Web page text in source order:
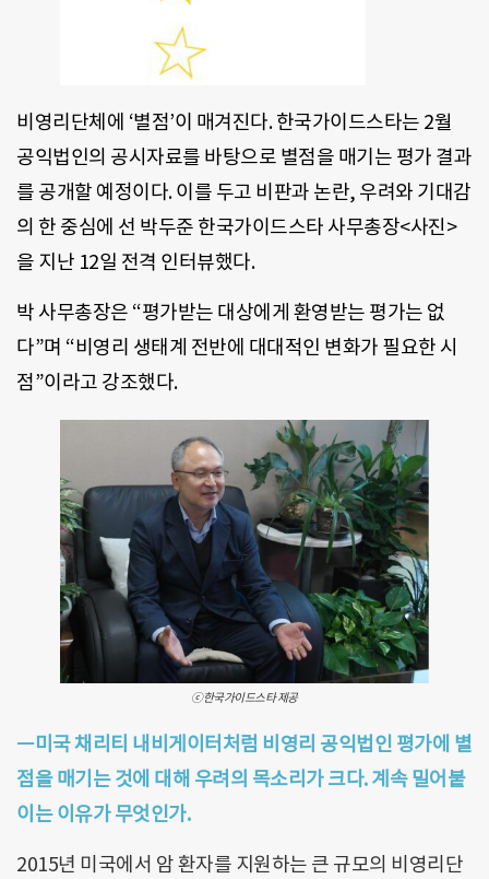
비영리단체에 ‘별점’이 매겨진다. 한국가이드스타는 2월
공익법인의 공시자료를 바탕으로 별점을 매기는 평가 결과
를 공개할 예정이다. 이를 두고 비판과 논란, 우려와 기대감
의 한 중심에 선 박두준 한국가이드스타 사무총장<사진>
을 지난 12일 전격 인터뷰했다.
박 사무총장은 “평가받는 대상에게 환영받는 평가는 없
다”며 “비영리 생태계 전반에 대대적인 변화가 필요한 시
점”이라고 강조했다.
ⓒ한국가이드스타 제공
ㅡ미국 채리티 내비게이터처럼 비영리 공익법인 평가에 별
점을 매기는 것에 대해 우려의 목소리가 크다. 계속 밀어붙
이는 이유가 무엇인가.
2015년 미국에서 암 환자를 지원하는 큰 규모의 비영리단